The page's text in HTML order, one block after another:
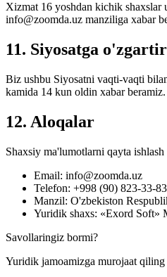
Xizmat 16 yoshdan kichik shaxslar
info@zoomda.uz manziliga xabar
11. Siyosatga
Biz ushbu Siyosatni vaqti-vaqti
kamida 14 kun oldin xabar beramiz.
12. Aloqalar
Shaxsiy ma'lumotlarni qayta
Email: info@zoomda.uz
Telefon: +998 (90) 823-33-83
Manzil: O'zbekiston
Yuridik shaxs: «Exord Soft»
Savollaringiz bormi?
Yuridik jamoamizga murojaat